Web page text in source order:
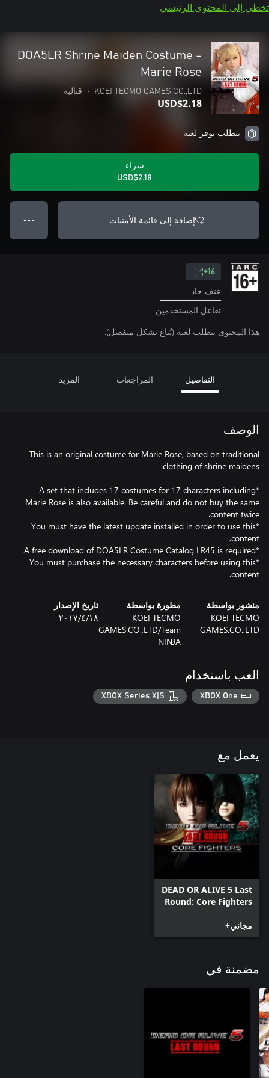
تخطي إلى المحتوى الرئيسي
DOA5LR Shrine Maiden Costume -
Marie Rose
KOEI TECMO GAMES.CO.,LTD
• قتالية
USD$2.18
يتطلب توفر لعبة
شراء
USD$2.18
إضافة إلى قائمة الأمنيات ● ● ●
16+
عنف حاد
تفاعل المستخدمين
هذا المحتوى يتطلب لعبة (تُباع بشكل منفصل).
التفاصيل المراجعات المزيد
الوصف
This is an original costume for Marie Rose, based on traditional
*A set that includes 17 costumes for 17 characters including
Marie Rose is also available. Be careful and do not buy the same
*You must have the latest update installed in order to use this
*You must purchase the necessary characters before using this
content.
منشور بواسطة
KOEI TECMO
GAMES.CO.,LTD
مطورة بواسطة
KOEI TECMO
GAMES.CO.,LTD/Team
NINJA
تاريخ الإصدار
١٨‏/٤‏/٢٠١٧
العب باستخدام
XBOX One
XBOX Series X|S
يعمل مع
DEAD OR ALIVE 5 Last
Round: Core Fighters
مجاني+
مضمنة في